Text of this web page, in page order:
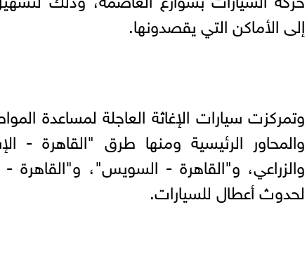
إلى الأماكن التي يقصدونها.
وتمركزت سيارات الإغاثة العاجلة لمساعدة
والمحاور الرئيسية ومنها طرق "القاهرة -
والزراعي، و"القاهرة - السويس"، و"القاهرة -
لحدوث أعطال للسيارات.